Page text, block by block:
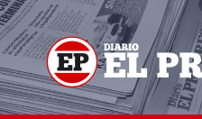
Skip
to
content